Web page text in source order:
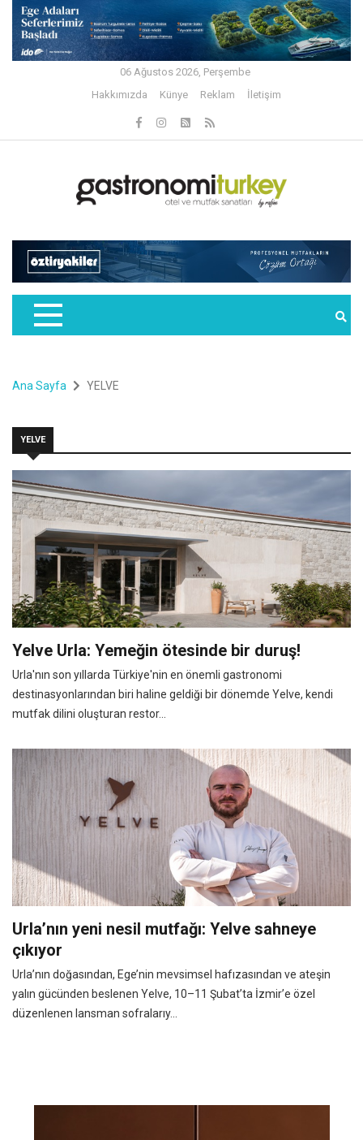
06 Ağustos 2026, Perşembe
Hakkımızda
Künye Reklam İletişim
Ana Sayfa YELVE
YELVE
Yelve Urla: Yemeğin ötesinde bir duruş!
Urla'nın son yıllarda Türkiye'nin en önemli gastronomi
destinasyonlarından biri haline geldiği bir dönemde Yelve, kendi
mutfak dilini oluşturan restor...
Urla’nın yeni nesil mutfağı: Yelve sahneye
çıkıyor
Urla’nın doğasından, Ege’nin mevsimsel hafızasından ve ateşin
yalın gücünden beslenen Yelve, 10–11 Şubat’ta İzmir’e özel
düzenlenen lansman sofralarıy...